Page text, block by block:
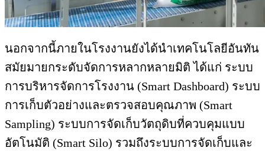
นอกจากนี้ภายในโรงงานยังได้นำเทคโนโลยีอันทัน
สมัยมายกระดับจัดการหลากหลายมิติ ได้แก่ ระบบ
การบริหารจัดการโรงงาน (Smart Dashboard) ระบบ
การเก็บตัวอย่างและตรวจสอบคุณภาพ (Smart
Sampling) ระบบการจัดเก็บวัตถุดิบที่ควบคุมแบบ
อัตโนมัติ (Smart Silo) รวมถึงระบบการจัดเก็บและ